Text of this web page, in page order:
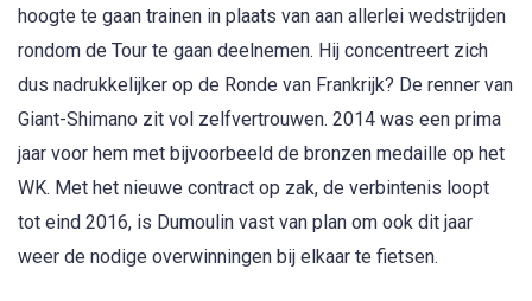
hoogte te gaan trainen in plaats van aan allerlei wedstrijden
rondom de Tour te gaan deelnemen. Hij concentreert zich
dus nadrukkelijker op de Ronde van Frankrijk? De renner van
Giant-Shimano zit vol zelfvertrouwen. 2014 was een prima
jaar voor hem met bijvoorbeeld de bronzen medaille op het
WK. Met het nieuwe contract op zak, de verbintenis loopt
tot eind 2016, is Dumoulin vast van plan om ook dit jaar
weer de nodige overwinningen bij elkaar te fietsen.